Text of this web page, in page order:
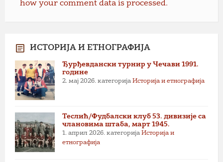
how your comment data is processed.
ИСТОРИЈА И ЕТНОГРАФИЈА
Ђурђевдански турнир у Чечави 1991.
године
2. мај 2026. категорија Историја и етнографија
Теслић/Фудбалски клуб 53. дивизије са
члановима штаба, март 1945.
1. април 2026. категорија Историја и
етнографија